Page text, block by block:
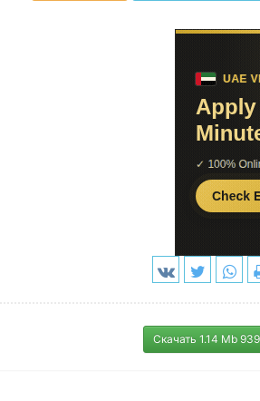
Скачать 1.14 Mb